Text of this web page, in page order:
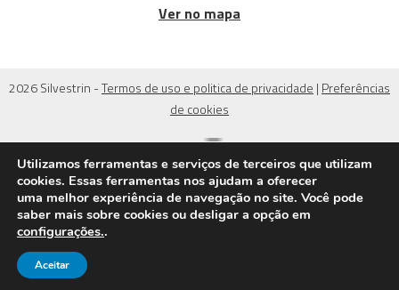
Ver no mapa
2026 Silvestrin -Termos de uso e politica de privacidade | Preferências
de cookies
Utilizamos ferramentas e serviços de terceiros que utilizam
cookies. Essas ferramentas nos ajudam a oferecer
uma melhor experiência de navegação no site. Você pode
saber mais sobre cookies ou desligar a opção em
configurações..
Aceitar